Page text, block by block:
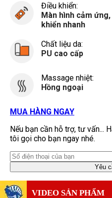
Điều khiển:
Màn hình cảm
khiển nhanh
Chất liệu da:
PU cao cấp
Massage nhiệt:
Hồng ngoại
MUA HÀNG NGAY
Nếu bạn cần hỗ trợ, tư vấn...
tôi gọi cho bạn ngay nhé.
VIDEO SẢN PHẨM